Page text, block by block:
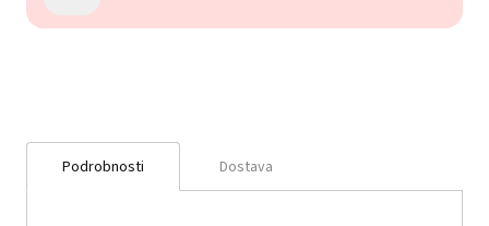
Podrobnosti Dostava